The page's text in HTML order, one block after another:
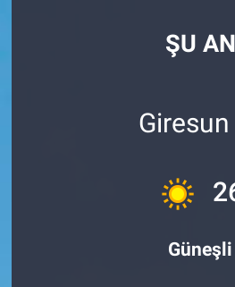
ŞU AN
Giresun
Güneşli